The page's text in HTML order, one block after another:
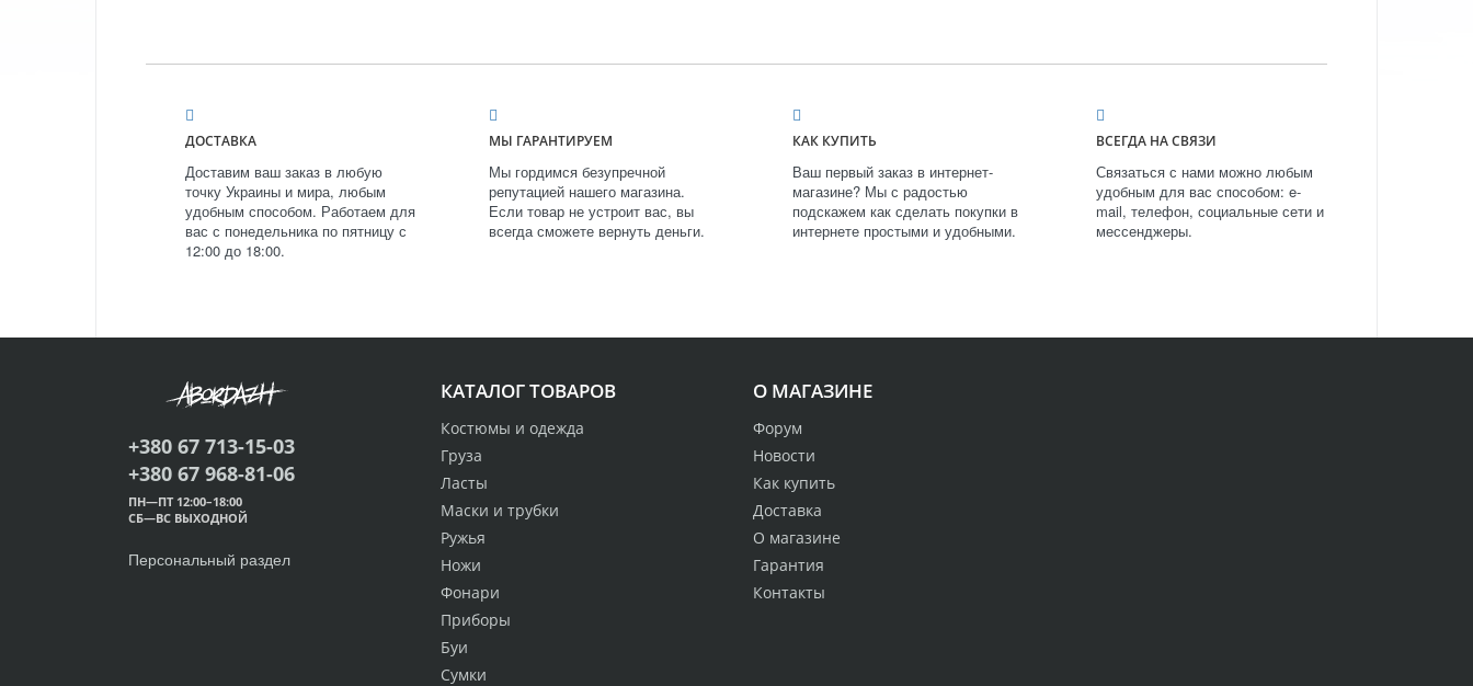
ДОСТАВКА
Доставим ваш заказ в любую
точку Украины и мира, любым
удобным способом. Работаем для
вас с понедельника по пятницу с
12:00 до 18:00.
МЫ ГАРАНТИРУЕМ
Мы гордимся безупречной
репутацией нашего магазина.
Если товар не устроит вас, вы
всегда сможете вернуть деньги.
КАК КУПИТЬ
Ваш первый заказ в интернет-
магазине? Мы с радостью
подскажем как сделать покупки в
интернете простыми и удобными.
ВСЕГДА НА СВЯЗИ
Связаться с нами можно любым
удобным для вас способом: e-
mail, телефон, социальные сети и
мессенджеры.
О МАГАЗИНЕ
Форум
Новости
Как купить
Доставка
О магазине
Гарантия
Контакты
КАТАЛОГ ТОВАРОВ
Костюмы и одежда
Груза
Ласты
Маски и трубки
Ружья
Ножи
Фонари
Приборы
Буи
Сумки
+380 67 713-15-03
+380 67 968-81-06
ПН—ПТ 12:00–18:00
СБ—ВС ВЫХОДНОЙ
Персональный раздел